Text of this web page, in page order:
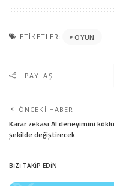
ETIKETLER: OYUN
PAYLAŞ
ÖNCEKI HABER
Karar zekası AI deneyimini köklü
şekilde değiştirecek
BİZİ TAKİP EDİN